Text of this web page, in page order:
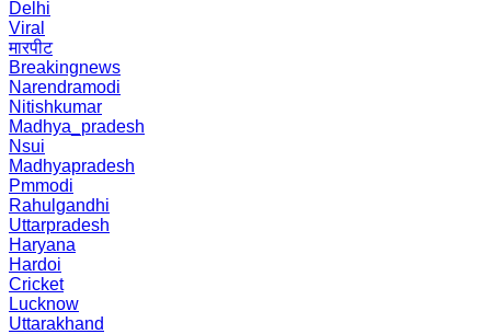
Delhi
Viral
मारपीट
Breakingnews
Narendramodi
Nitishkumar
Madhya_pradesh
Nsui
Madhyapradesh
Pmmodi
Rahulgandhi
Uttarpradesh
Haryana
Hardoi
Cricket
Lucknow
Uttarakhand